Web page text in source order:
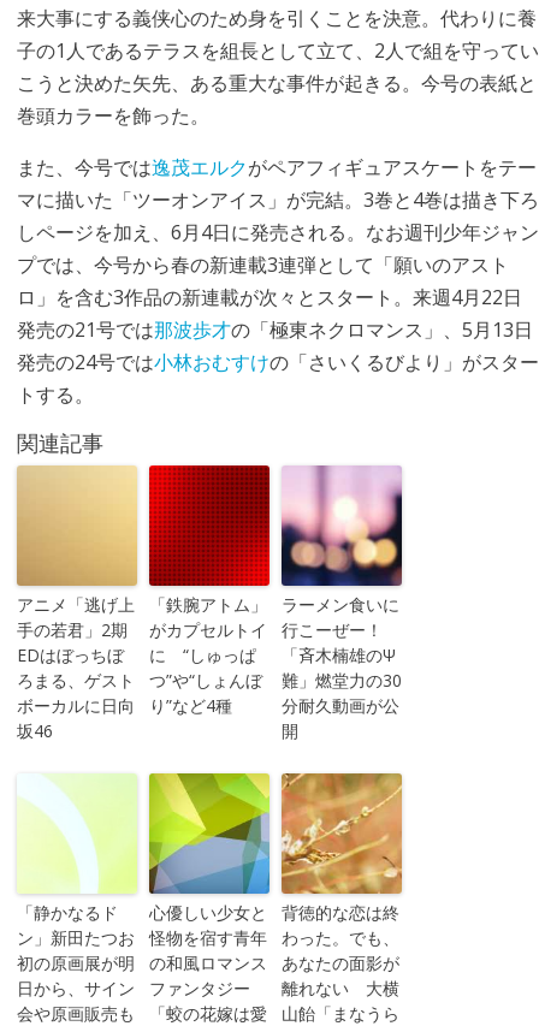
来大事にする義侠心のため身を引くことを決意。代わりに養
子の1人であるテラスを組長として立て、2人で組を守ってい
こうと決めた矢先、ある重大な事件が起きる。今号の表紙と
巻頭カラーを飾った。
また、今号では逸茂エルクがペアフィギュアスケートをテー
マに描いた「ツーオンアイス」が完結。3巻と4巻は描き下ろ
しページを加え、6月4日に発売される。なお週刊少年ジャン
プでは、今号から春の新連載3連弾として「願いのアスト
ロ」を含む3作品の新連載が次々とスタート。来週4月22日
発売の21号では那波歩才の「極東ネクロマンス」、5月13日
発売の24号では小林おむすけの「さいくるびより」がスター
トする。
関連記事
アニメ「逃げ上
手の若君」2期
EDはぼっちぼ
ろまる、ゲスト
ボーカルに日向
坂46
「鉄腕アトム」
がカプセルトイ
に “しゅっぱ
つ”や“しょんぼ
り”など4種
ラーメン食いに
行こーぜー！
「斉木楠雄のΨ
難」燃堂力の30
分耐久動画が公
開
「静かなるド
ン」新田たつお
初の原画展が明
日から、サイン
会や原画販売も
心優しい少女と
怪物を宿す青年
の和風ロマンス
ファンタジー
「蛟の花嫁は愛
背徳的な恋は終
わった。でも、
あなたの面影が
離れない 大横
山飴「まなうら